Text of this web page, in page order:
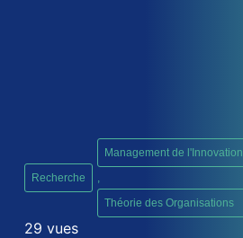
Recherche
Management de l'Innovation
Théorie des Organisations
29 vues